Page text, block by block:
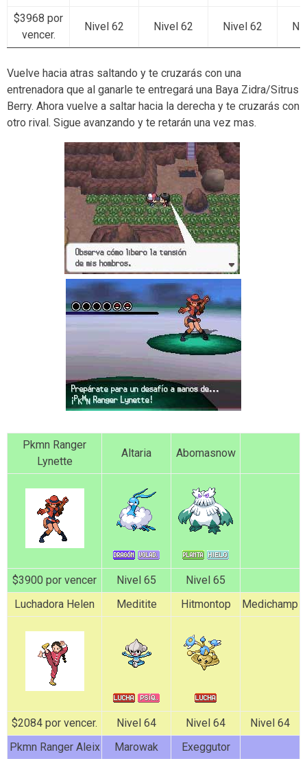
$3968 por
vencer.
Nivel 62 Nivel 62 Nivel 62
Vuelve hacia atras saltando y te cruzarás con una
entrenadora que al ganarle te entregará una Baya Zidra/Sitrus
Berry. Ahora vuelve a saltar hacia la derecha y te cruzarás con
otro rival. Sigue avanzando y te retarán una vez mas.
Pkmn Ranger
Lynette
Altaria Abomasnow
$3900 por vencer Nivel 65
Nivel 65
Luchadora Helen
Meditite Hitmontop Medichamp
$2084 por vencer. Nivel 64 Nivel 64
Nivel 64
Pkmn Ranger Aleix
Marowak Exeggutor